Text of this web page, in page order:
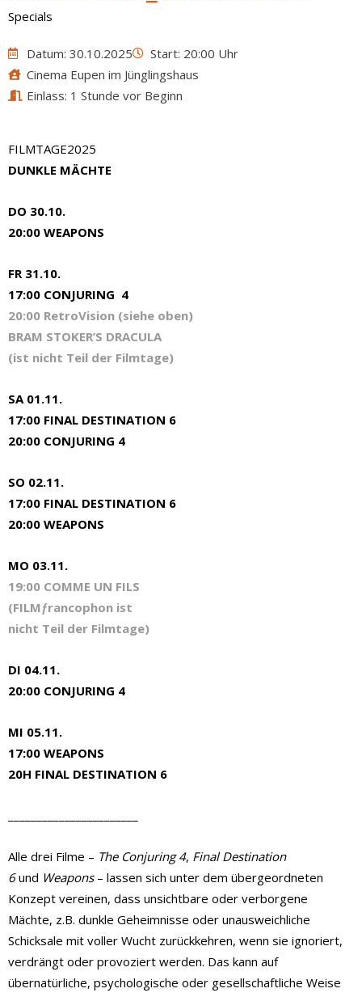
Specials
Datum: 30.10.2025
Start: 20:00 Uhr
Cinema Eupen im Jünglingshaus
Einlass: 1 Stunde vor Beginn
FILMTAGE2025
DUNKLE MÄCHTE
DO 30.10.
20:00 WEAPONS
FR 31.10.
17:00 CONJURING 4
20:00 RetroVision (siehe oben)
BRAM STOKER’S DRACULA
(ist nicht Teil der Filmtage)
SA 01.11.
17:00 FINAL DESTINATION 6
20:00 CONJURING 4
SO 02.11.
17:00 FINAL DESTINATION 6
20:00 WEAPONS
MO 03.11.
19:00 COMME UN FILS
(FILMƒrancophon ist
nicht Teil der Filmtage)
DI 04.11.
20:00 CONJURING 4
MI 05.11.
17:00 WEAPONS
20H FINAL DESTINATION 6
Alle drei Filme – The Conjuring 4, Final Destination
6und Weapons– lassen sich unter dem übergeordneten
Konzept vereinen, dass unsichtbare oder verborgene
Mächte, z.B. dunkle Geheimnisse oder unausweichliche
Schicksale mit voller Wucht zurückkehren, wenn sie ignoriert,
verdrängt oder provoziert werden. Das kann auf
übernatürliche, psychologische oder gesellschaftliche Weise